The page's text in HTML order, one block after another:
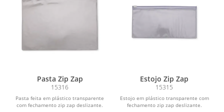
Pasta Zip Zap
15316
Pasta feita em plástico transparente
com fechamento zip zap deslizante.
Estojo Zip Zap
15315
Estojo em plástico transparente com
fechamento zip zap deslizante.